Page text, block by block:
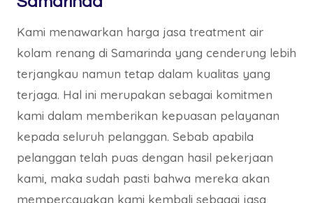
Kami menawarkan harga jasa treatment air
kolam renang di Samarinda yang cenderung lebih
terjangkau namun tetap dalam kualitas yang
terjaga. Hal ini merupakan sebagai komitmen
kami dalam memberikan kepuasan pelayanan
kepada seluruh pelanggan. Sebab apabila
pelanggan telah puas dengan hasil pekerjaan
kami, maka sudah pasti bahwa mereka akan
mempercayakan kami kembali sebagai jasa